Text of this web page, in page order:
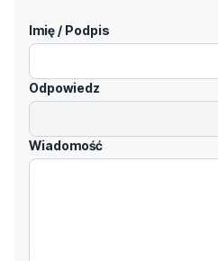
Imię / Podpis
Odpowiedz
Wiadomość